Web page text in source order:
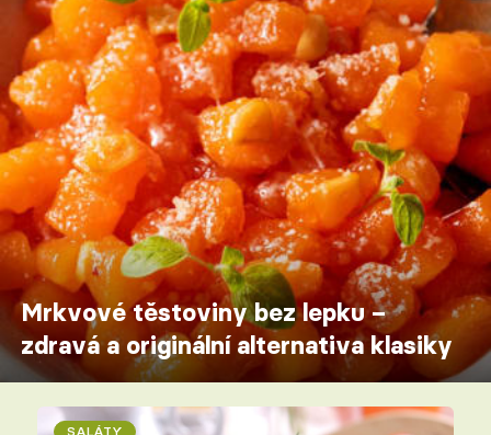
Mrkvové těstoviny bez lepku –
zdravá a originální alternativa klasiky
SALÁTY